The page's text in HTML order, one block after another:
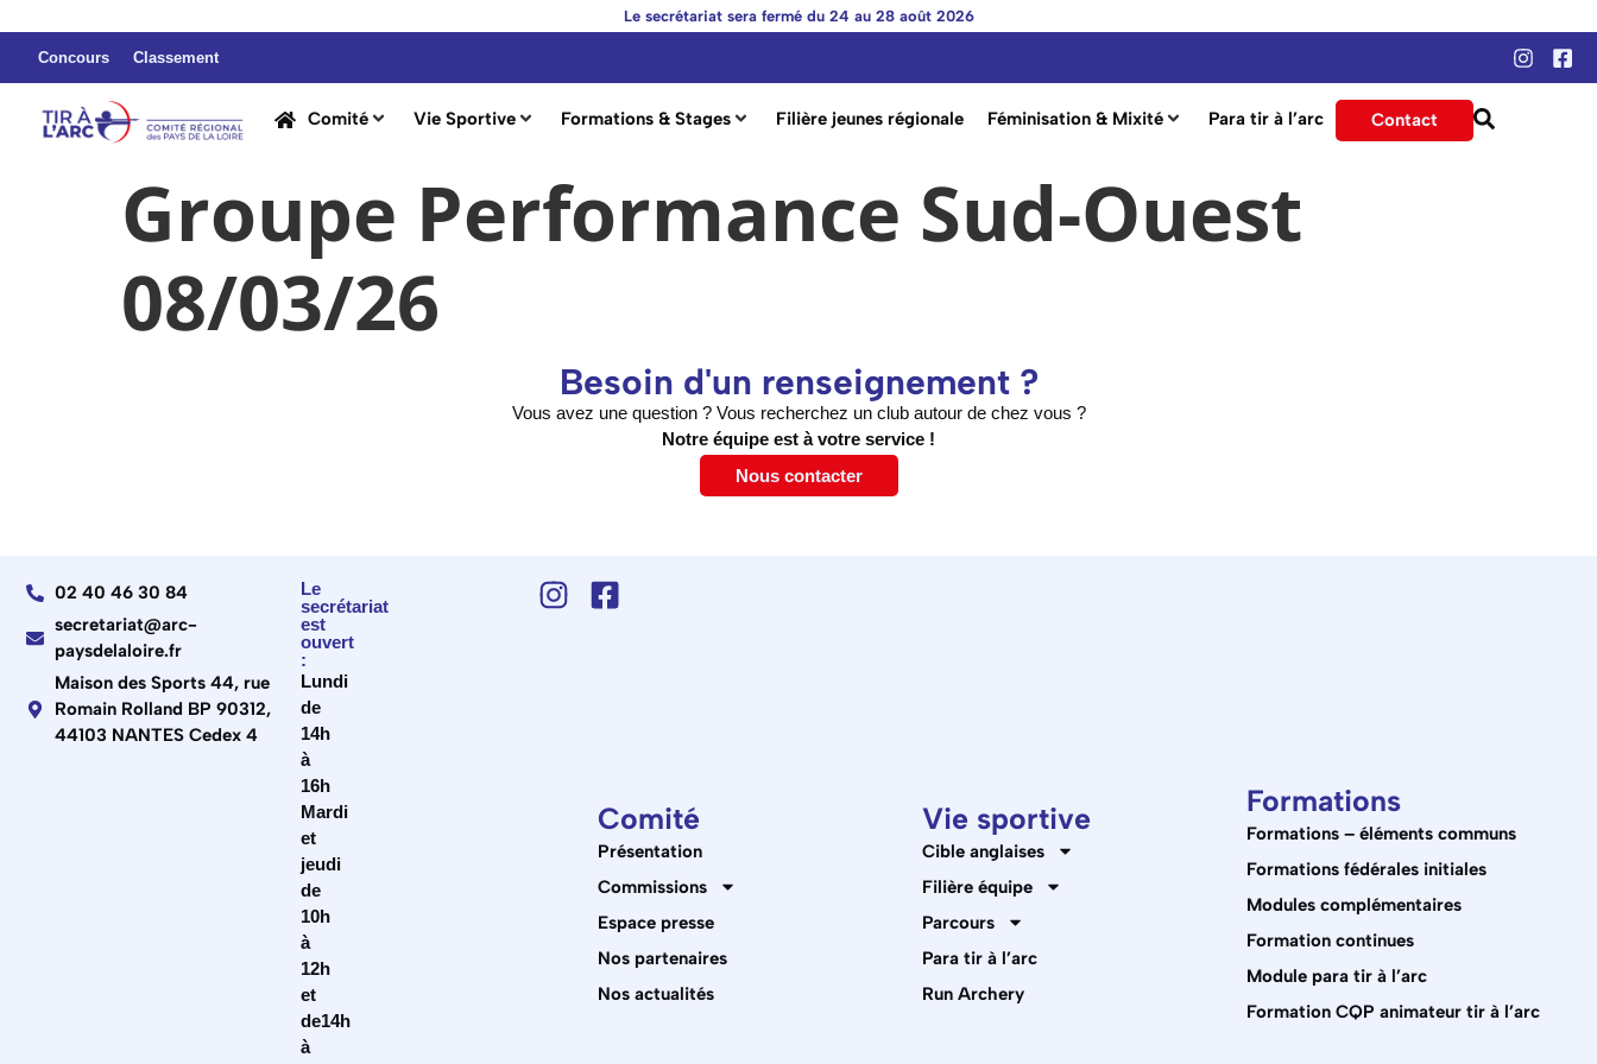
Le secrétariat sera fermé du 24 au 28 août 2026
Concours Classement
Comité Vie Sportive Formations & Stages Filière jeunes régionale Féminisation & Mixité Para tir à l’arc Contact
Groupe Performance Sud-Ouest
08/03/26
Besoin d'un renseignement ?
Vous avez une question ? Vous recherchez un club autour de chez vous ?
Notre équipe est à votre service !
Nous contacter
02 40 46 30 84
secretariat@arc-
paysdelaloire.fr
Maison des Sports 44, rue
Romain Rolland BP 90312,
44103 NANTES Cedex 4
Le
secrétariat
est
ouvert
:
Lundi
de
14h
à
16h
Mardi
et
jeudi
de
10h
à
12h
et
de14h
à
Comité
Présentation
Commissions
Espace presse
Nos partenaires
Nos actualités
Vie sportive
Cible anglaises
Filière équipe
Parcours
Para tir à l’arc
Run Archery
Formations
Formations – éléments communs
Formations fédérales initiales
Modules complémentaires
Formation continues
Module para tir à l’arc
Formation CQP animateur tir à l’arc